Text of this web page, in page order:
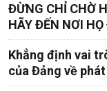
ĐỪNG CHỈ CHỜ
HÃY ĐẾN NƠI
Khẳng định vai
của Đảng về